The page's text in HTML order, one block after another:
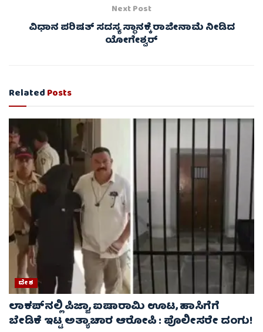
Next Post
ವಿಧಾನ ಪರಿಷತ್ ಸದಸ್ಯ ಸ್ಥಾನಕ್ಕೆ ರಾಜೀನಾಮೆ ನೀಡಿದ
ಯೋಗೇಶ್ವರ್
RelatedPosts
ದೇಶ
ಲಾಕಪ್‌ನಲ್ಲಿ ಪಿಜ್ಜಾ, ಐಷಾರಾಮಿ ಊಟ, ಹಾಸಿಗೆಗೆ
ಬೇಡಿಕೆ ಇಟ್ಟ ಅತ್ಯಾಚಾರ ಆರೋಪಿ : ಪೊಲೀಸರೇ ದಂಗು!